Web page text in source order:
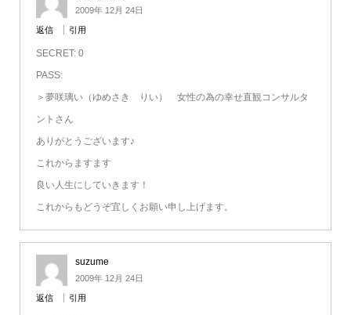
2009年 12月 24日
返信 引用
SECRET: 0
PASS:
＞夢咲璃い（ゆめさき りい） 女性の為の幸せ直観コンサルタ
ントさん
ありがとうございます♪
これからますます
良い人生にしていきます！
これからもどうぞ宜しくお願い申し上げます。
suzume
2009年 12月 24日
返信 引用